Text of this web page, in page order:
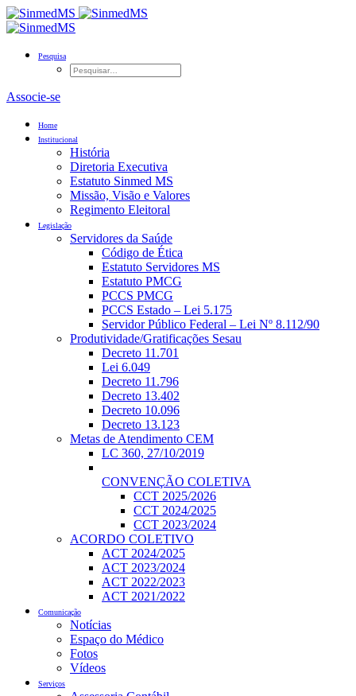
Pesquisa
Associe-se
Home
Institucional
História
Diretoria Executiva
Estatuto Sinmed MS
Missão, Visão e Valores
Regimento Eleitoral
Legislação
Servidores da Saúde
Código de Ética
Estatuto Servidores MS
Estatuto PMCG
PCCS PMCG
PCCS Estado – Lei 5.175
Servidor Público Federal – Lei Nº 8.112/90
Produtividade/Gratificações Sesau
Decreto 11.701
Lei 6.049
Decreto 11.796
Decreto 13.402
Decreto 10.096
Decreto 13.123
Metas de Atendimento CEM
LC 360, 27/10/2019
CONVENÇÃO COLETIVA
CCT 2025/2026
CCT 2024/2025
CCT 2023/2024
ACORDO COLETIVO
ACT 2024/2025
ACT 2023/2024
ACT 2022/2023
ACT 2021/2022
Comunicação
Notícias
Espaço do Médico
Fotos
Vídeos
Serviços